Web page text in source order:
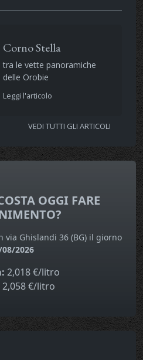
Corno Stella
tra le vette panoramiche
delle Orobie
Leggi l'articolo
VEDI TUTTI GLI ARTICOLI
OGGI FARE
via Ghislandi 36 (BG) il giorno
2026
2,018 €/litro
2,058 €/litro